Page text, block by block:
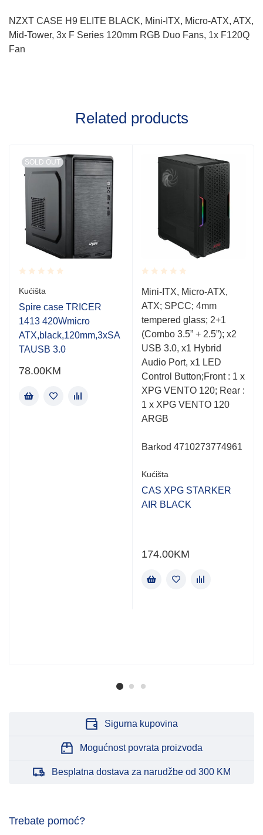
NZXT CASE H9 ELITE BLACK, Mini-ITX, Micro-ATX, ATX,
Mid-Tower, 3x F Series 120mm RGB Duo Fans, 1x F120Q
Fan
Related products
SOLD OUT
Rated
0.001
out
of
5
Kućišta
Spire case TRICER
1413 420Wmicro
ATX,black,120mm,3xSA
TAUSB 3.0
78.00KM
Rated
0.001
out
of
5
Mini-ITX, Micro-ATX,
ATX; SPCC; 4mm
tempered glass; 2+1
(Combo 3.5” + 2.5”); x2
USB 3.0, x1 Hybrid
Audio Port, x1 LED
Control Button;Front : 1 x
XPG VENTO 120; Rear :
1 x XPG VENTO 120
ARGB
Barkod 4710273774961
Kućišta
CAS XPG STARKER
AIR BLACK
174.00KM
Sigurna kupovina
Mogućnost povrata proizvoda
Besplatna dostava za narudžbe od 300 KM
Trebate pomoć?